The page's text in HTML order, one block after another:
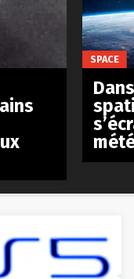
SPACE